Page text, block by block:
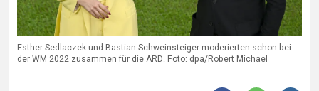
Esther Sedlaczek und Bastian Schweinsteiger moderierten schon bei
der WM 2022 zusammen für die ARD. Foto: dpa/Robert Michael